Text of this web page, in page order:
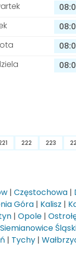
222 223
| Częstochowa |
Góra | Kalisz |
| Opole |
Siemianowice
| Tychy |